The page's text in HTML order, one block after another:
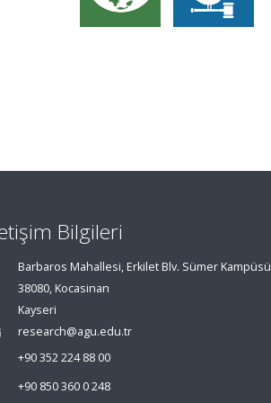
Bilgileri
Barbaros Mahallesi, Erkilet Blv. Sümer Kampüsü
38080, Kocasinan
Kayseri
research@agu.edu.tr
+90 352 224 88 00
+90 850 360 0 248